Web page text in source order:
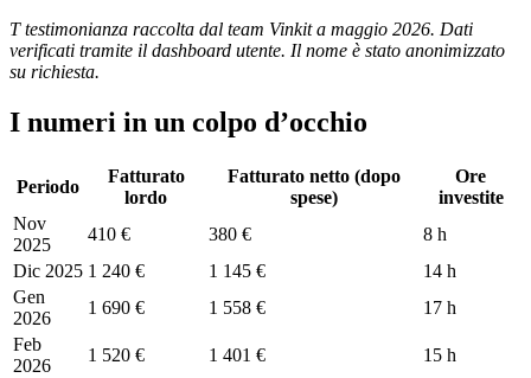
T testimonianza raccolta dal team Vinkit a maggio 2026. Dati
verificati tramite il dashboard utente. Il nome è stato anonimizzato
su richiesta.
I numeri in un colpo d’occhio
Periodo
Fatturato
lordo
Fatturato netto (dopo
spese)
Ore
investite
Nov
2025
410 € 380 €
8 h
Dic 2025 1 240 € 1 145 €
14 h
Gen
2026
1 690 € 1 558 €
17 h
Feb
2026
1 520 € 1 401 €
15 h